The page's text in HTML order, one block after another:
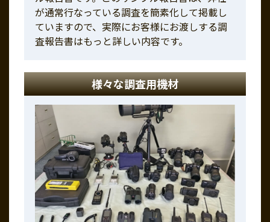
が通常行なっている調査を簡素化して掲載し
ていますので、実際にお客様にお渡しする調
査報告書はもっと詳しい内容です。
様々な調査用機材